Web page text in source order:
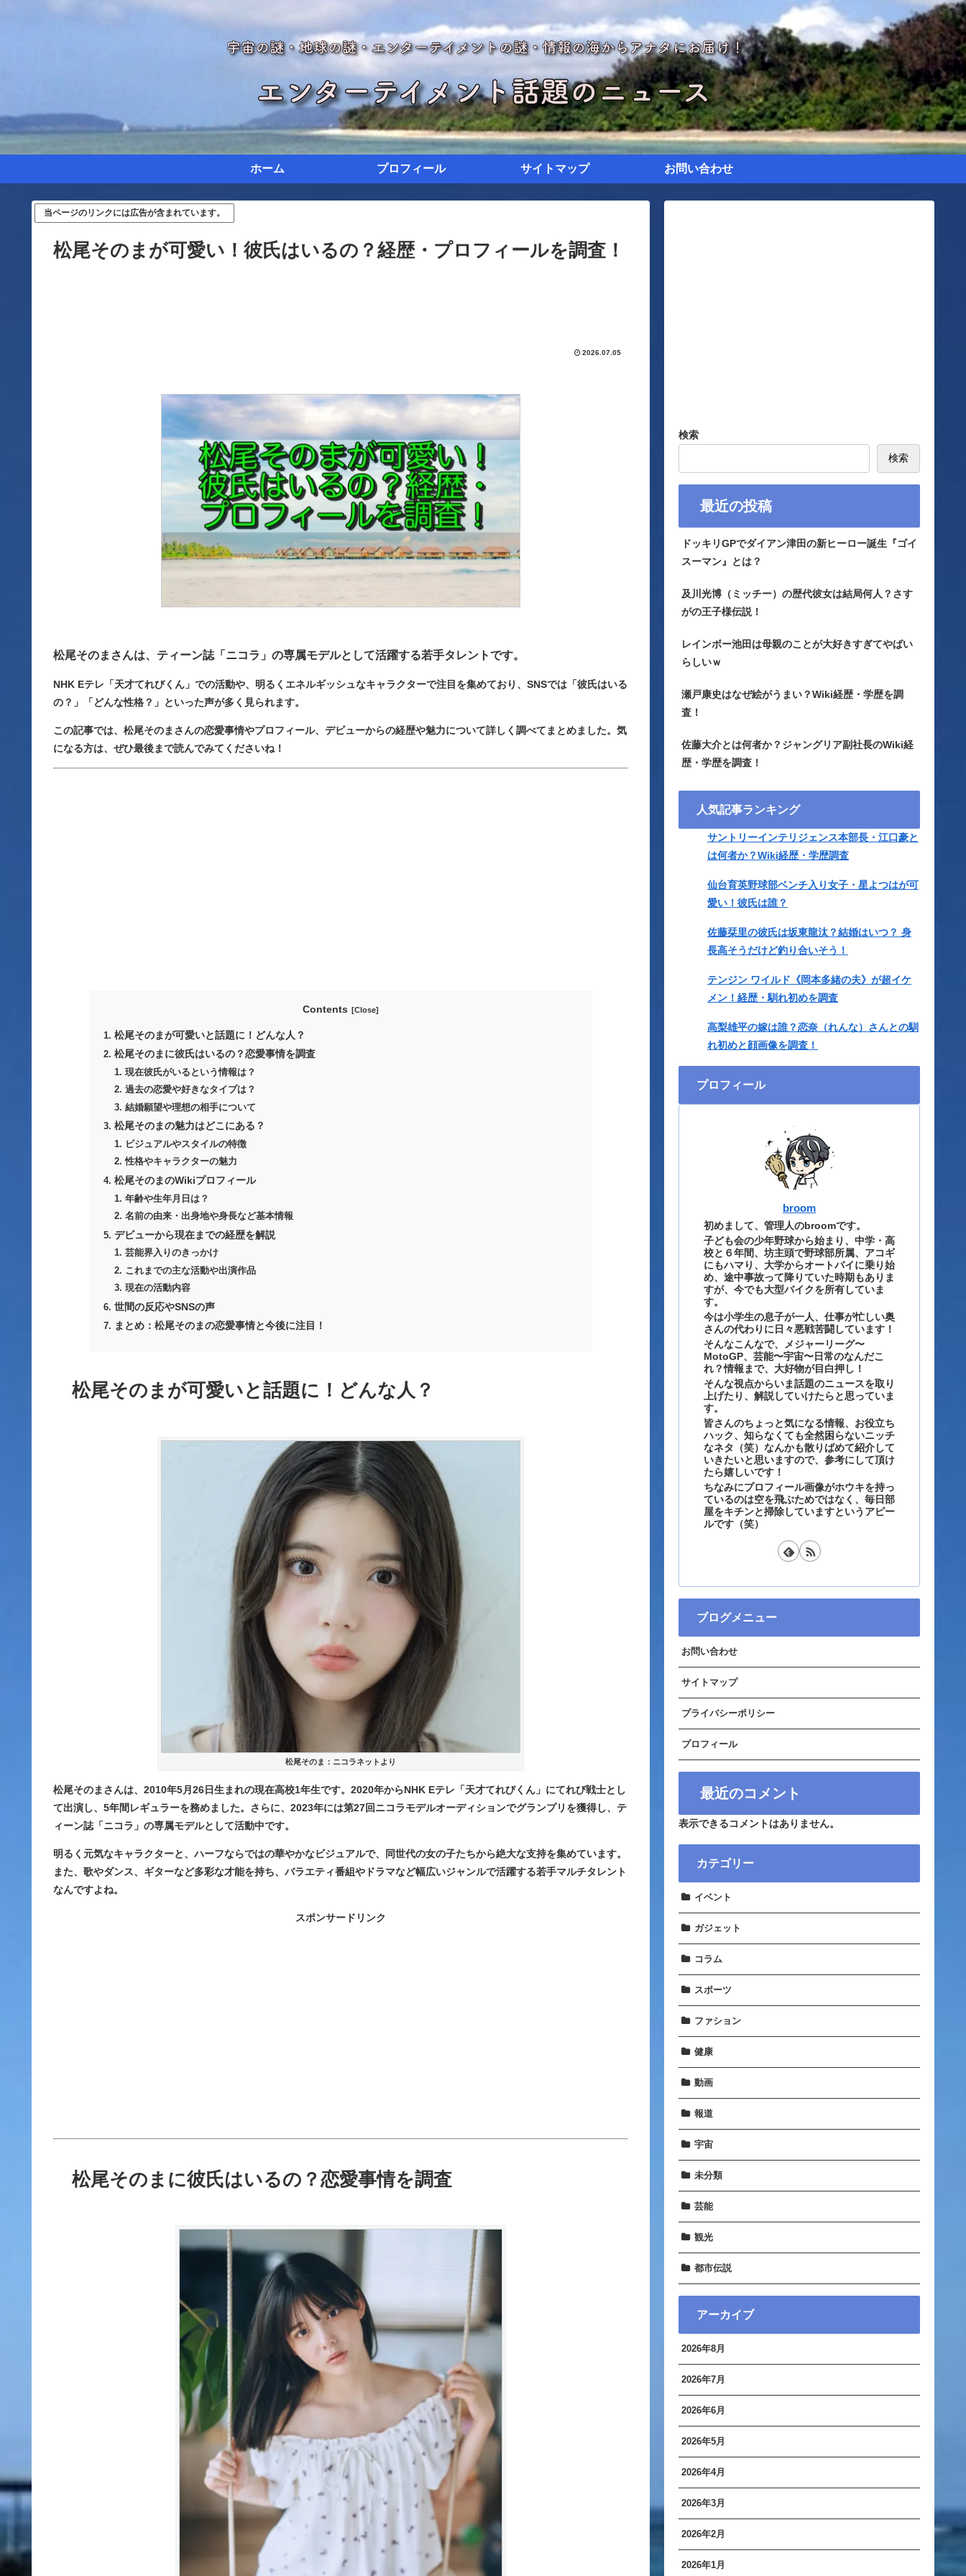
ホーム プロフィール サイトマップ お問い合わせ
当ページのリンクには広告が含まれています。
松尾そのまが可愛い！彼氏はいるの？経歴・プロフィールを調査！
2026.07.05
松尾そのまさんは、ティーン誌「ニコラ」の専属モデルとして活躍する若手タレントです。
NHK Eテレ「天才てれびくん」での活動や、明るくエネルギッシュなキャラクターで注目を集めており、SNSでは「彼氏はいる
の？」「どんな性格？」といった声が多く見られます。
この記事では、松尾そのまさんの恋愛事情やプロフィール、デビューからの経歴や魅力について詳しく調べてまとめました。気
になる方は、ぜひ最後まで読んでみてくださいね！
Contents
松尾そのまが可愛いと話題に！どんな人？
松尾そのまに彼氏はいるの？恋愛事情を調査
現在彼氏がいるという情報は？
過去の恋愛や好きなタイプは？
結婚願望や理想の相手について
松尾そのまの魅力はどこにある？
ビジュアルやスタイルの特徴
性格やキャラクターの魅力
松尾そのまのWikiプロフィール
年齢や生年月日は？
名前の由来・出身地や身長など基本情報
デビューから現在までの経歴を解説
芸能界入りのきっかけ
これまでの主な活動や出演作品
現在の活動内容
世間の反応やSNSの声
まとめ：松尾そのまの恋愛事情と今後に注目！
松尾そのまが可愛いと話題に！どんな人？
松尾そのま：ニコラネットより
松尾そのまさんは、2010年5月26日生まれの現在高校1年生です。2020年からNHK Eテレ「天才てれびくん」にてれび戦士とし
て出演し、5年間レギュラーを務めました。さらに、2023年には第27回ニコラモデルオーディションでグランプリを獲得し、テ
ィーン誌「ニコラ」の専属モデルとして活動中です。
明るく元気なキャラクターと、ハーフならではの華やかなビジュアルで、同世代の女の子たちから絶大な支持を集めています。
また、歌やダンス、ギターなど多彩な才能を持ち、バラエティ番組やドラマなど幅広いジャンルで活躍する若手マルチタレント
なんですよね。
スポンサードリンク
松尾そのまに彼氏はいるの？恋愛事情を調査
検索
検索
最近の投稿
ドッキリGPでダイアン津田の新ヒーロー誕生『ゴイ
スーマン』とは？
及川光博（ミッチー）の歴代彼女は結局何人？さす
がの王子様伝説！
レインボー池田は母親のことが大好きすぎてやばい
らしいｗ
瀬戸康史はなぜ絵がうまい？Wiki経歴・学歴を調
査！
佐藤大介とは何者か？ジャングリア副社長のWiki経
歴・学歴を調査！
人気記事ランキング
サントリーインテリジェンス本部長・江口豪と
は何者か？Wiki経歴・学歴調査
仙台育英野球部ベンチ入り女子・星よつはが可
愛い！彼氏は誰？
佐藤栞里の彼氏は坂東龍汰？結婚はいつ？ 身
長高そうだけど釣り合いそう！
テンジン ワイルド《岡本多緒の夫》が超イケ
メン！経歴・馴れ初めを調査
高梨雄平の嫁は誰？恋奈（れんな）さんとの馴
れ初めと顔画像を調査！
プロフィール
broom
初めまして、管理人のbroomです。
子ども会の少年野球から始まり、中学・高
校と６年間、坊主頭で野球部所属、アコギ
にもハマり、大学からオートバイに乗り始
め、途中事故って降りていた時期もありま
すが、今でも大型バイクを所有していま
す。
今は小学生の息子が一人、仕事が忙しい奥
さんの代わりに日々悪戦苦闘しています！
そんなこんなで、メジャーリーグ〜
MotoGP、芸能〜宇宙〜日常のなんだこ
れ？情報まで、大好物が目白押し！
そんな視点からいま話題のニュースを取り
上げたり、解説していけたらと思っていま
す。
皆さんのちょっと気になる情報、お役立ち
ハック、知らなくても全然困らないニッチ
なネタ（笑）なんかも散りばめて紹介して
いきたいと思いますので、参考にして頂け
たら嬉しいです！
ちなみにプロフィール画像がホウキを持っ
ているのは空を飛ぶためではなく、毎日部
屋をキチンと掃除していますというアピー
ルです（笑）
ブログメニュー
お問い合わせ
サイトマップ
プライバシーポリシー
プロフィール
最近のコメント
表示できるコメントはありません。
カテゴリー
イベント
ガジェット
コラム
スポーツ
ファション
健康
動画
報道
宇宙
未分類
芸能
観光
都市伝説
アーカイブ
2026年8月
2026年7月
2026年6月
2026年5月
2026年4月
2026年3月
2026年2月
2026年1月